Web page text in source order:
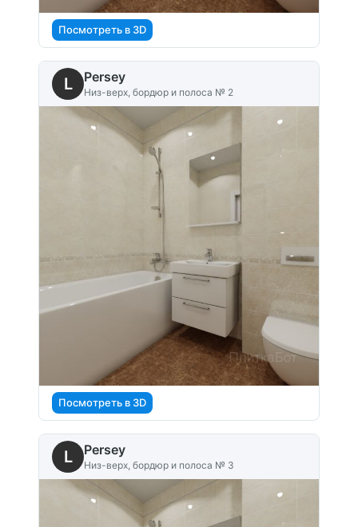
Посмотреть в 3D
L Persey
Низ-верх, бордюр и полоса № 2
Посмотреть в 3D
L Persey
Низ-верх, бордюр и полоса № 3